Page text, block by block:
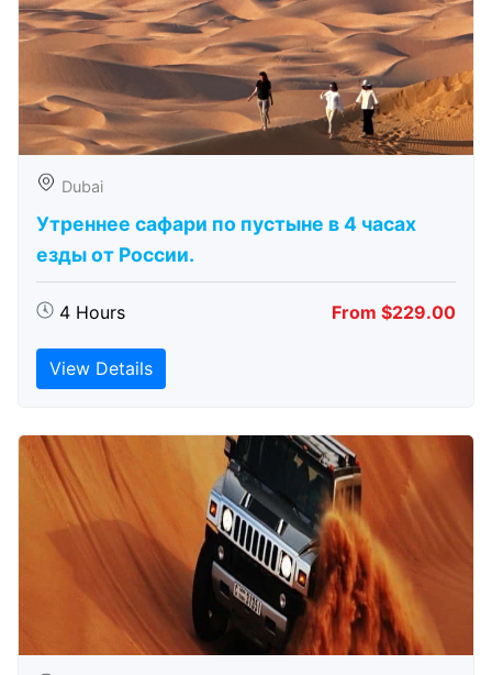
Dubai
Утреннее сафари по пустыне в 4 часах
езды от России.
4 Hours From $229.00
View Details